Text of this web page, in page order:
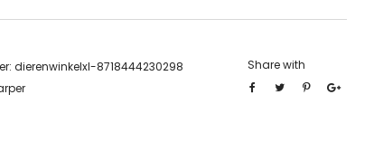
dierenwinkelxl-8718444230298
Share with